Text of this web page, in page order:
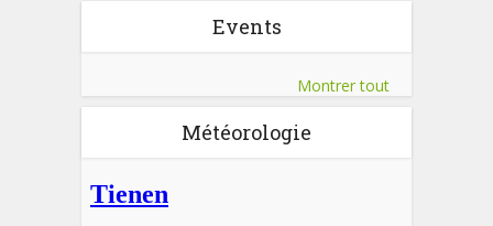
Events
Montrer tout
Météorologie